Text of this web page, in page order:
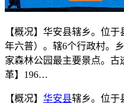
【概况】华安县辖乡。位
年六普）。辖6个行政村。
家森林公园最主要景点。
革】196…
【概况】 华安县辖乡。位于